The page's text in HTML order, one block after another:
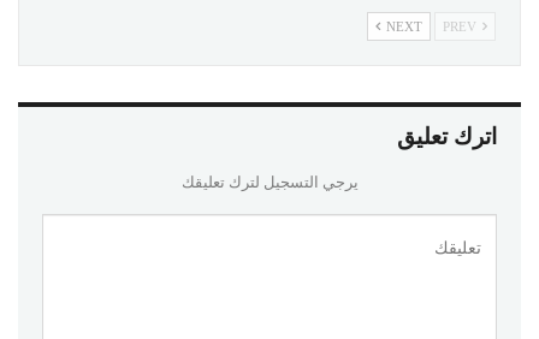
NEXT
اترك تعليق
يرجي التسجيل لترك تعليقك